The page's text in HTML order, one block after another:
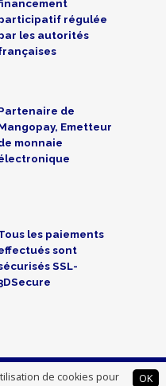
de cookies pour
OK
régulée
les autorités
de
Emetteur
monnaie
les paiements
sont
SSL-
registered at the